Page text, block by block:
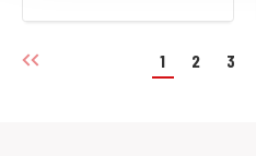
1 2 3